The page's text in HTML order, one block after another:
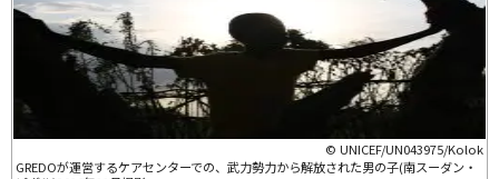
© UNICEF/UN043975/Kolok
GREDOが運営するケアセンターでの、武力勢力から解放された男の子(南スーダン・